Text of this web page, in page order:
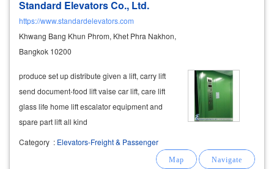
Standard Elevators Co., Ltd.
https://www.standardelevators.com
Khwang Bang Khun Phrom, Khet Phra Nakhon,
Bangkok 10200
produce set up distribute given a lift, carry lift
send document-food lift vaise car lift, care lift
glass life home lift escalator equipment and
spare part lift all kind
Category : Elevators-Freight & Passenger